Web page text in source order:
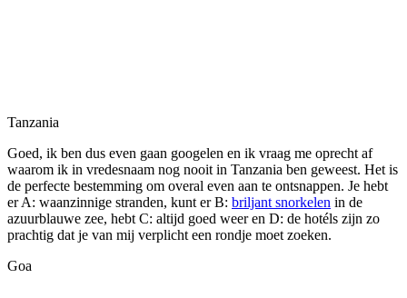
Tanzania
Goed, ik ben dus even gaan googelen en ik vraag me oprecht af
waarom ik in vredesnaam nog nooit in Tanzania ben geweest. Het is
de perfecte bestemming om overal even aan te ontsnappen. Je hebt
er A: waanzinnige stranden, kunt er B: briljant snorkelen in de
azuurblauwe zee, hebt C: altijd goed weer en D: de hotéls zijn zo
prachtig dat je van mij verplicht een rondje moet zoeken.
Goa